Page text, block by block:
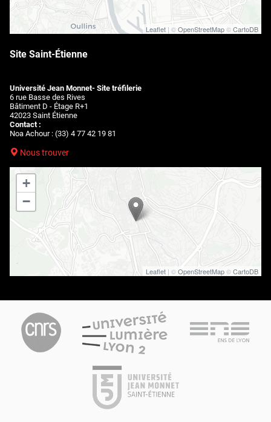
Leaflet | ©OpenStreetMap©CartoDB
Site Saint-Étienne
Université Jean Monnet- Site tréfilerie
6 rue Basse des Rives
Bâtiment D - Étage R+1
42023 Saint Étienne
Contact :
Noa Achour : (33) 4 77 42 19 81
Nous trouver
+
−
Leaflet | ©OpenStreetMap©CartoDB